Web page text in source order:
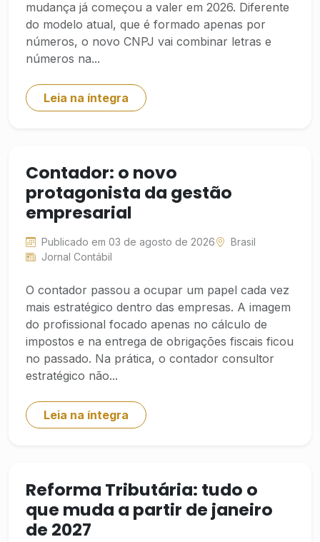
mudança já começou a valer em 2026. Diferente
do modelo atual, que é formado apenas por
números, o novo CNPJ vai combinar letras e
números na...
Leia na íntegra
Contador: o novo
protagonista da gestão
empresarial
Publicado em 03 de agosto de 2026
Brasil
Jornal Contábil
O contador passou a ocupar um papel cada vez
mais estratégico dentro das empresas. A imagem
do profissional focado apenas no cálculo de
impostos e na entrega de obrigações fiscais ficou
no passado. Na prática, o contador consultor
estratégico não...
Leia na íntegra
Reforma Tributária: tudo o
que muda a partir de janeiro
de 2027